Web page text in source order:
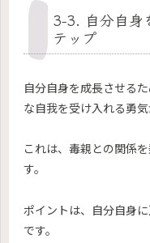
3-3. 自分自身
テップ
自分自身を成長させる
な自我を受け入れる勇気
これは、毒親との関係
す。
ポイントは、自分自身
です。